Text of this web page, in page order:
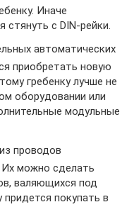
Иначе
стянуть с DIN-рейки.
автоматических
приобретать новую
гребенку лучше не
оборудовании или
модульные
проводов
Их можно сделать
валяющихся под
покупать в